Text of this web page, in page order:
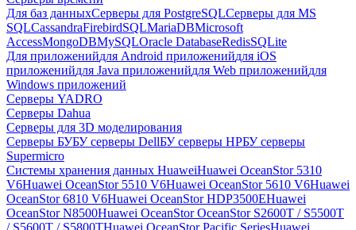
Для баз данныхСерверы для PostgreSQLСерверы для MS
SQLCassandraFirebirdSQLMariaDBMicrosoft
AccessMongoDBMySQLOracle DatabaseRedisSQLite
Для приложенийдля Android приложенийдля iOS
приложенийдля Java приложенийдля Web приложенийдля
Windows приложений
Серверы YADRO
Серверы Dahua
Серверы для 3D моделирования
Серверы БУБУ серверы DellБУ серверы HPБУ серверы
Supermicro
Системы хранения данных HuaweiHuawei OceanStor 5310
V6Huawei OceanStor 5510 V6Huawei OceanStor 5610 V6Huawei
OceanStor 6810 V6Huawei OceanStor HDP3500EHuawei
OceanStor N8500Huawei OceanStor OceanStor S2600T / S5500T
/ S5600T / S5800THuawei OceanStor Pacific SeriesHuawei